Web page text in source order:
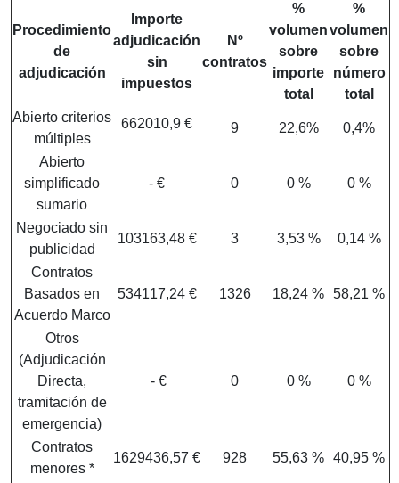
Procedimiento
de
adjudicación
Importe
adjudicación
sin
impuestos
Nº
contratos
%
volumen
sobre
importe
total
%
volumen
sobre
número
total
Abierto criterios
múltiples
662010,9 € 9 22,6% 0,4%
Abierto
simplificado
sumario
- € 0 0 % 0 %
Negociado sin
publicidad
103163,48 € 3 3,53 % 0,14 %
Contratos
Basados en
Acuerdo Marco
534117,24 € 1326 18,24 % 58,21 %
Otros
(Adjudicación
Directa,
tramitación de
emergencia)
- € 0 0 % 0 %
Contratos
menores *
1629436,57 € 928 55,63 % 40,95 %